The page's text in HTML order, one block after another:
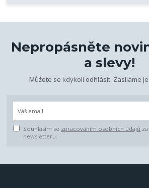
Nepropásněte
a slevy!
Můžete se kdykoli odhlásit. Zasíláme
Souhlasím se zpracováním osobních údajů
newsletteru.